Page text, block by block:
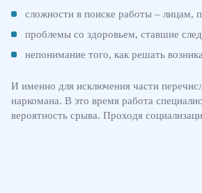
сложности в поиске работы – лицам,
проблемы со здоровьем, ставшие
непонимание того, как решать
И именно для исключения части
наркомана. В это время работа
вероятность срыва. Проходя